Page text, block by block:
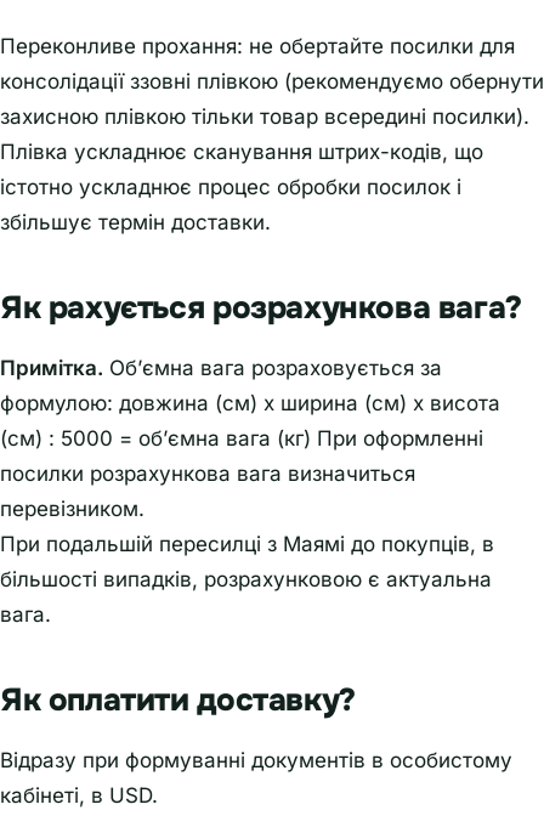
Переконливе прохання: не обертайте посилки для
консолідації ззовні плівкою (рекомендуємо обернути
захисною плівкою тільки товар всередині посилки).
Плівка ускладнює сканування штрих-кодів, що
істотно ускладнює процес обробки посилок і
збільшує термін доставки.
Як рахується розрахункова вага?
Примітка. Об’ємна вага розраховується за
формулою: довжина (см) х ширина (см) х висота
(см) : 5000 = об’ємна вага (кг) При оформленні
посилки розрахункова вага визначиться
перевізником.
При подальшій пересилці з Маямі до покупців, в
більшості випадків, розрахунковою є актуальна
вага.
Як оплатити доставку?
Відразу при формуванні документів в особистому
кабінеті, в USD.